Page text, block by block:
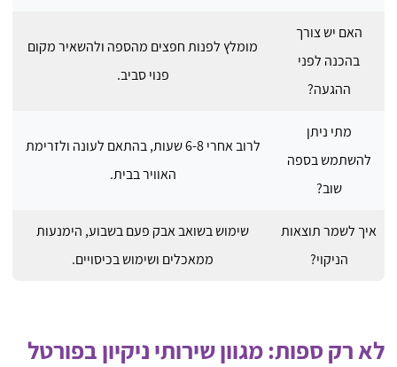
האם יש צורך
בהכנה לפני
ההגעה?
מומלץ לפנות חפצים מהספה ולהשאיר מקום
פנוי סביב.
מתי ניתן
להשתמש בספה
שוב?
לרוב אחרי 6-8 שעות, בהתאם לעונה ולזרימת
האוויר בבית.
איך לשמר תוצאות
הניקוי?
שימוש בשואב אבק פעם בשבוע, הימנעות
ממאכלים ושימוש בכיסויים.
לא רק ספות: מגוון שירותי ניקיון בפורטל